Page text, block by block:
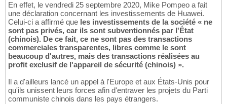
En effet, le vendredi 25 septembre 2020, Mike Pompeo a fait
une déclaration concernant les investissements de Huawei.
Celui-ci a affirmé que les investissements de la société « ne
sont pas privés, car ils sont subventionnés par l'État
(chinois). De ce fait, ce ne sont pas des transactions
commerciales transparentes, libres comme le sont
beaucoup d'autres, mais des transactions réalisées au
profit exclusif de l'appareil de sécurité (chinois) ».
Il a d'ailleurs lancé un appel à l'Europe et aux États-Unis pour
qu'ils unissent leurs forces afin d'entraver les projets du Parti
communiste chinois dans les pays étrangers.